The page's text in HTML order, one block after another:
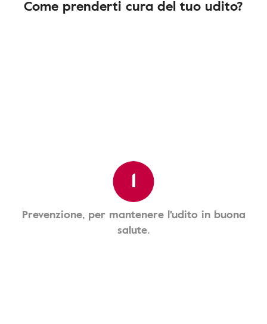
Come prenderti cura del tuo udito?
1
Prevenzione, per mantenere l'udito in buona
salute.